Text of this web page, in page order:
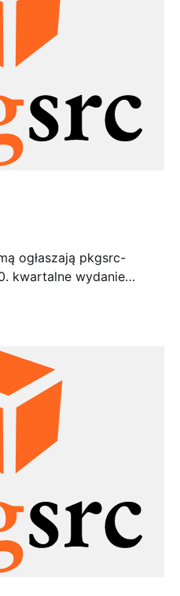
ogłaszają pkgsrc-
kwartalne wydanie
platformę, która ma
znajduje się już ponad
zwalnia tempa. Jeśli